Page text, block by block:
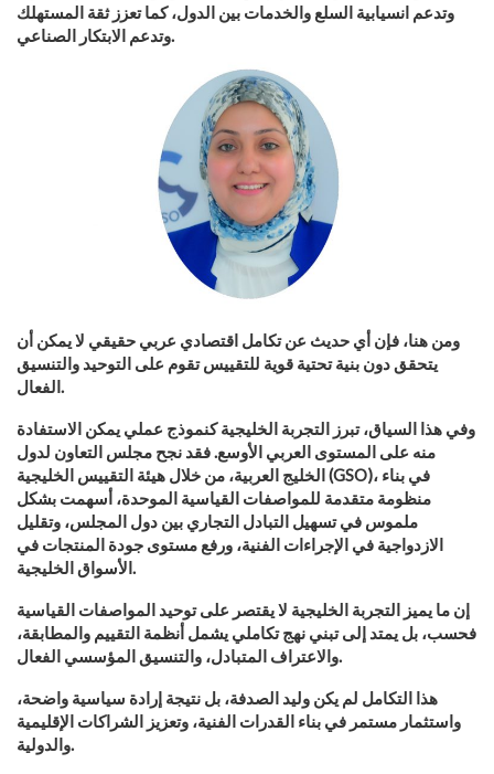
وتدعم انسيابية السلع والخدمات بين الدول، كما تعزز ثقة المستهلك
وتدعم الابتكار الصناعي.
ومن هنا، فإن أي حديث عن تكامل اقتصادي عربي حقيقي لا يمكن أن
يتحقق دون بنية تحتية قوية للتقييس تقوم على التوحيد والتنسيق
الفعال.
وفي هذا السياق، تبرز التجربة الخليجية كنموذج عملي يمكن الاستفادة
منه على المستوى العربي الأوسع. فقد نجح مجلس التعاون لدول
الخليج العربية، من خلال هيئة التقييس الخليجية (GSO)، في بناء
منظومة متقدمة للمواصفات القياسية الموحدة، أسهمت بشكل
ملموس في تسهيل التبادل التجاري بين دول المجلس، وتقليل
الازدواجية في الإجراءات الفنية، ورفع مستوى جودة المنتجات في
الأسواق الخليجية.
إن ما يميز التجربة الخليجية لا يقتصر على توحيد المواصفات القياسية
فحسب، بل يمتد إلى تبني نهج تكاملي يشمل أنظمة التقييم والمطابقة،
والاعتراف المتبادل، والتنسيق المؤسسي الفعال.
هذا التكامل لم يكن وليد الصدفة، بل نتيجة إرادة سياسية واضحة،
واستثمار مستمر في بناء القدرات الفنية، وتعزيز الشراكات الإقليمية
والدولية.